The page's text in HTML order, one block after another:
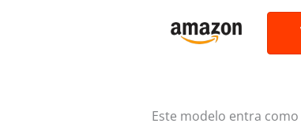
Este modelo entra